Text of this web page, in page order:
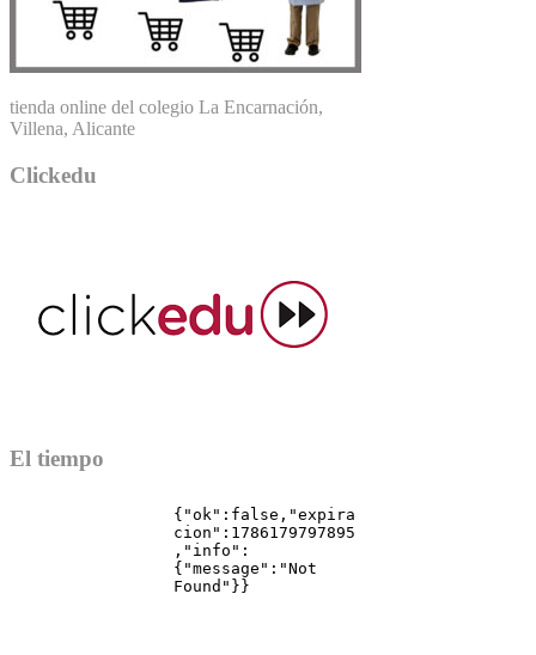
tienda online del colegio La Encarnación,
Villena, Alicante
Clickedu
El tiempo